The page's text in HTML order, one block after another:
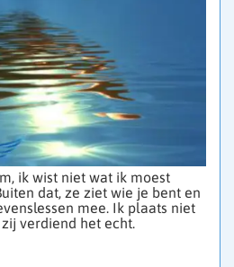
ik wist niet wat ik moest
dat, ze ziet wie je bent en
mee. Ik plaats niet
verdiend het echt.